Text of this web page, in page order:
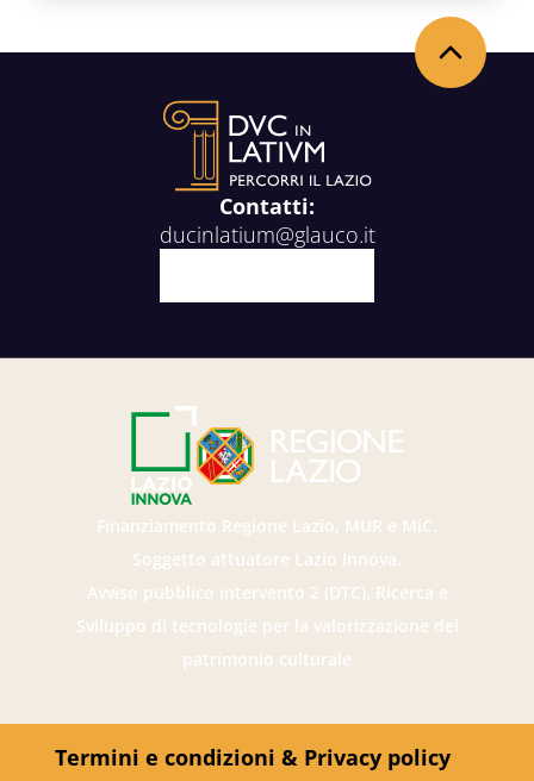
Contatti:
ducinlatium@glauco.it
Finanziamento Regione Lazio, MUR e MiC.
Soggetto attuatore Lazio Innova.
Avviso pubblico intervento 2 (DTC). Ricerca e
Sviluppo di tecnologie per la valorizzazione del
patrimonio culturale
Termini e condizioni & Privacy policy
Back to the top